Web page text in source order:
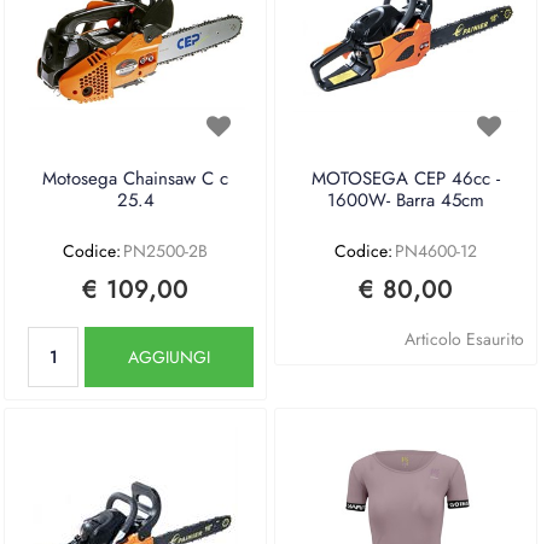
Motosega Chainsaw C c
25.4
Codice: PN2500-2B
€ 109,00
AGGIUNGI
MOTOSEGA CEP 46cc -
1600W- Barra 45cm
Codice: PN4600-12
€ 80,00
Articolo Esaurito